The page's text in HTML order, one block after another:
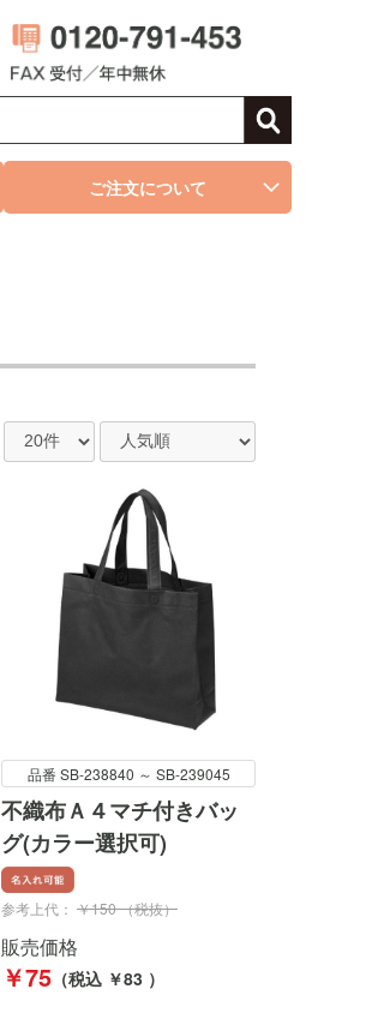
ご注文について
品番 SB-238840 ～ SB-239045
不織布Ａ４マチ付きバッ
グ(カラー選択可)
参考上代： ￥150 （税抜）
販売価格
￥75 （税込 ￥83 ）